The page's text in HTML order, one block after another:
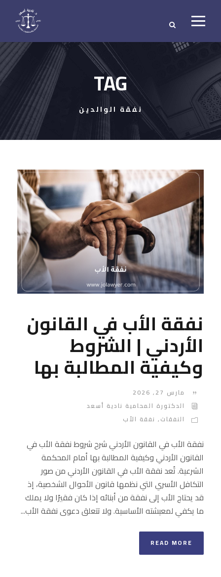
TAG
نفقة الوالدين
نفقة الأب في القانون
الأردني | الشروط
وكيفية المطالبة بها
مارس 27, 2026
الدكتورة المحامية نادية أسعد
النفقات, نفقة الأب
نفقة الأب في القانون الأردني شرح شروط نفقة الأب في
القانون الأردني وكيفية المطالبة بها أمام المحكمة
الشرعية. تُعد نفقة الأب في القانون الأردني من صور
التكافل الأسري التي نظمها قانون الأحوال الشخصية، إذ
قد يحتاج الأب إلى نفقة من أبنائه إذا كان فقيرًا ولا يملك
ما يكفي لمعيشته الأساسية. ولا تتعلق دعوى نفقة الأب...
READ MORE